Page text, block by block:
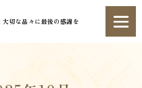
切な品々に最後の感謝を